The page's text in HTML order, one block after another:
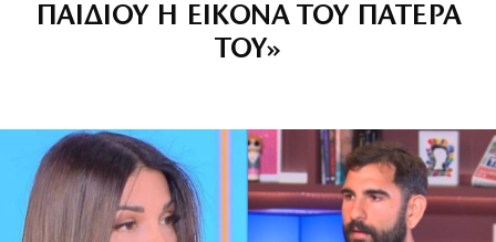
ΠΑΙΔΙΟΥ Η ΕΙΚΟΝΑ ΤΟΥ ΠΑΤΕΡΑ
ΤΟΥ»